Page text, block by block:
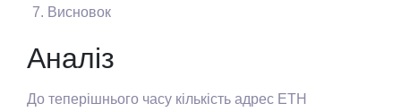
Висновок
Аналіз
До теперішнього часу кількість адрес ETH